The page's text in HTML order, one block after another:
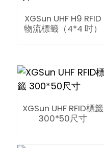
XGSun UHF H9 RFID
物流標籤（4*4 吋）
XGSun UHF RFID標籤
300*50尺寸